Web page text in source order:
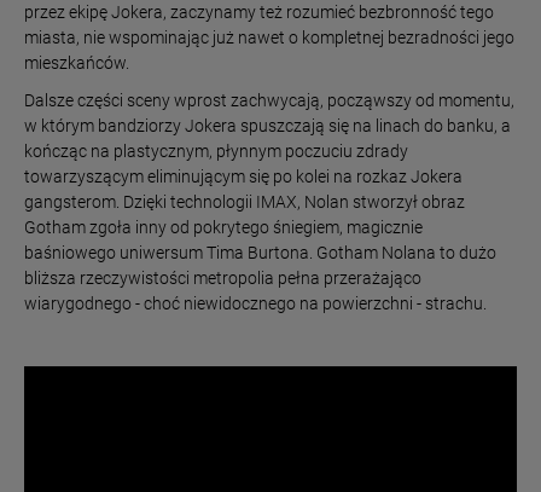
przez ekipę Jokera, zaczynamy też rozumieć bezbronność tego
miasta, nie wspominając już nawet o kompletnej bezradności jego
mieszkańców.
Dalsze części sceny wprost zachwycają, począwszy od momentu,
w którym bandziorzy Jokera spuszczają się na linach do banku, a
kończąc na plastycznym, płynnym poczuciu zdrady
towarzyszącym eliminującym się po kolei na rozkaz Jokera
gangsterom. Dzięki technologii IMAX, Nolan stworzył obraz
Gotham zgoła inny od pokrytego śniegiem, magicznie
baśniowego uniwersum Tima Burtona. Gotham Nolana to dużo
bliższa rzeczywistości metropolia pełna przerażająco
wiarygodnego - choć niewidocznego na powierzchni - strachu.